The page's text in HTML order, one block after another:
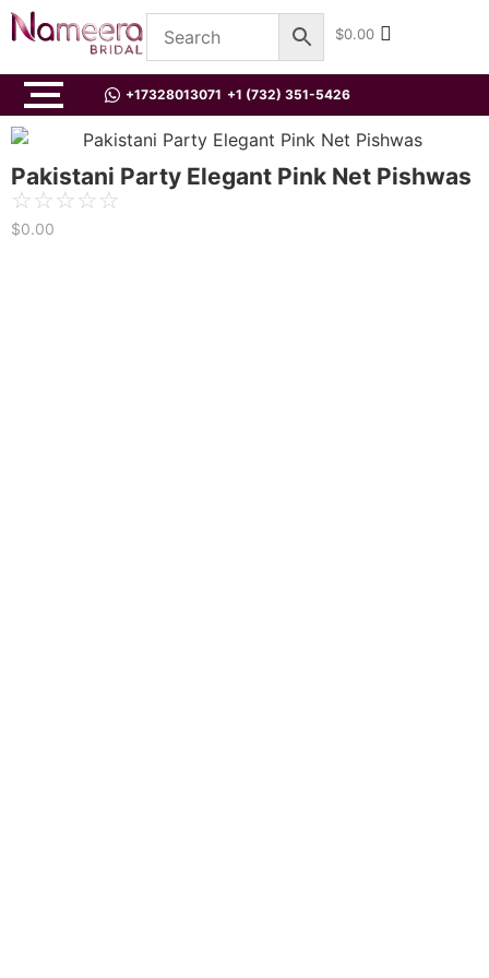
$0.00
+17328013071 +1 (732) 351-5426
Pakistani Party Elegant Pink Net Pishwas
☆☆☆☆☆
$0.00